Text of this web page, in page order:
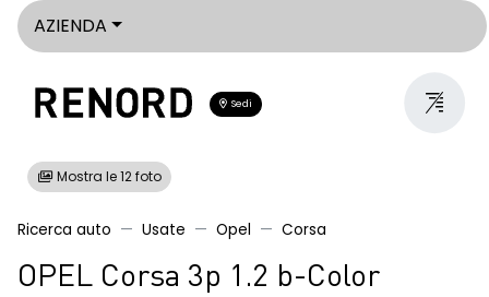
AZIENDA
Sedi
Mostra le 12 foto
Ricerca auto Usate Opel Corsa
OPEL Corsa 3p 1.2 b-Color